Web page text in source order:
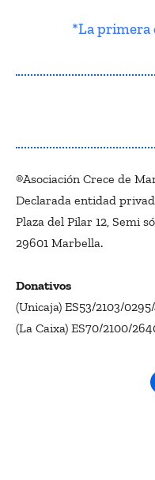
*La primera
®Asociación Crece de
Declarada entidad
Plaza del Pilar 12, Semi
29601 Marbella.
Donativos
(Unicaja) ES53/2103/
(La Caixa) ES70/2100/